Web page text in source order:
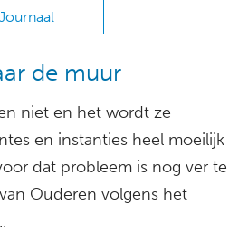
de muur
niet en het wordt ze
en instanties heel moeilijk
dat probleem is nog ver te
Ouderen volgens het